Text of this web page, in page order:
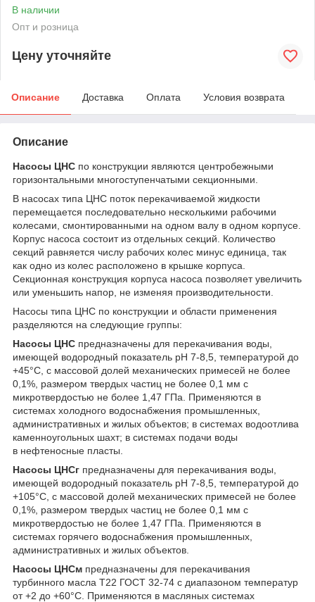
В наличии
Опт и розница
Цену уточняйте
Описание Доставка Оплата Условия возврата
Описание
Насосы ЦНС по конструкции являются центробежными
горизонтальными многоступенчатыми секционными.
В насосах типа ЦНС поток перекачиваемой жидкости
перемещается последовательно несколькими рабочими
колесами, смонтированными на одном валу в одном корпусе.
Корпус насоса состоит из отдельных секций. Количество
секций равняется числу рабочих колес минус единица, так
как одно из колес расположено в крышке корпуса.
Секционная конструкция корпуса насоса позволяет увеличить
или уменьшить напор, не изменяя производительности.
Насосы типа ЦНС по конструкции и области применения
разделяются на следующие группы:
Насосы ЦНС предназначены для перекачивания воды,
имеющей водородный показатель pH 7-8,5, температурой до
+45°С, с массовой долей механических примесей не более
0,1%, размером твердых частиц не более 0,1 мм с
микротвердостью не более 1,47 ГПа. Применяются в
системах холодного водоснабжения промышленных,
административных и жилых объектов; в системах водоотлива
каменноугольных шахт; в системах подачи воды
в нефтеносные пласты.
Насосы ЦНСг предназначены для перекачивания воды,
имеющей водородный показатель pH 7-8,5, температурой до
+105°С, с массовой долей механических примесей не более
0,1%, размером твердых частиц не более 0,1 мм с
микротвердостью не более 1,47 ГПа. Применяются в
системах горячего водоснабжения промышленных,
административных и жилых объектов.
Насосы ЦНСм предназначены для перекачивания
турбинного масла Т22 ГОСТ 32-74 с диапазоном температур
от +2 до +60°С. Применяются в масляных системах